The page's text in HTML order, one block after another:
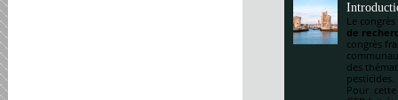
Le
de
congrès
des
pesticides.
Pour